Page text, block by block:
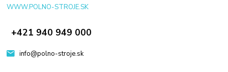
WWW.POLNO-STROJE.SK
+421 940 949 000
info@polno-stroje.sk